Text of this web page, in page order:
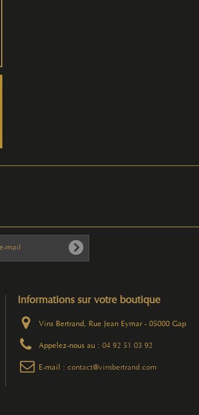
Informations sur votre boutique
Vins Bertrand, Rue Jean Eymar - 05000 Gap
Appelez-nous au : 04 92 51 03 92
E-mail : contact@vinsbertrand.com